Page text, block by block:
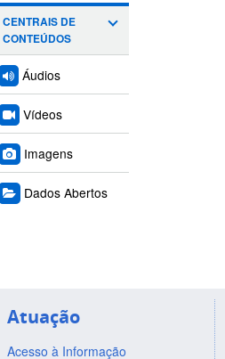
CENTRAIS DE
CONTEÚDOS
Áudios
Vídeos
Imagens
Dados Abertos
Atuação
Acesso à Informação